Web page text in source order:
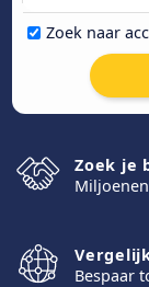
Zoek naar
Zoek je
Bespaar